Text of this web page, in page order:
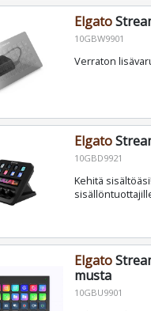
Elgato
10GBW9901
Verraton
Elgato
10GBD9921
Kehitä
Elgato
musta
10GBU9901